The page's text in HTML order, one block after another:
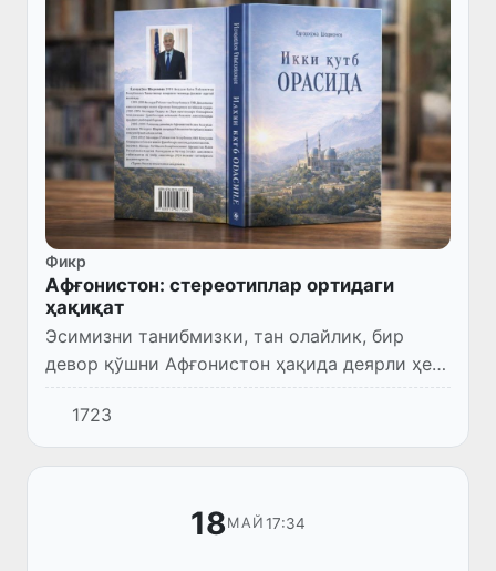
Фикр
Афғонистон: стереотиплар ортидаги
ҳақиқат
Эсимизни танибмизки, тан олайлик, бир
девор қўшни Афғонистон ҳақида деярли ҳеч
нарса билмасдик. Ўртадаги Амударё гўё
оддий чегара чизиғи эмас, балки темир
парда вазифасини бажарган...
1723
18МАЙ 17:34